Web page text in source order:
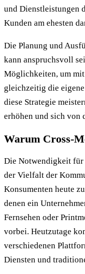
und Dienstleistungen
Kunden am ehesten
Die Planung und
kann anspruchsvoll
Möglichkeiten, um
gleichzeitig die
diese Strategie
erhöhen und sich von
Warum Cross-
Die Notwendigkeit für
der Vielfalt der
Konsumenten heute
denen ein
Fernsehen oder
vorbei. Heutzutage
verschiedenen
Diensten und